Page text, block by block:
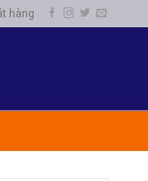
hàng